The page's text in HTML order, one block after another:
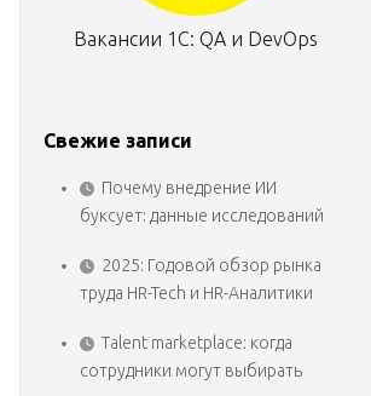
Вакансии 1С: QA и DevOps
Свежие записи
Почему внедрение ИИ
буксует: данные исследований
2025: Годовой обзор рынка
труда HR-Tech и HR-Аналитики
Talent marketplace: когда
сотрудники могут выбирать